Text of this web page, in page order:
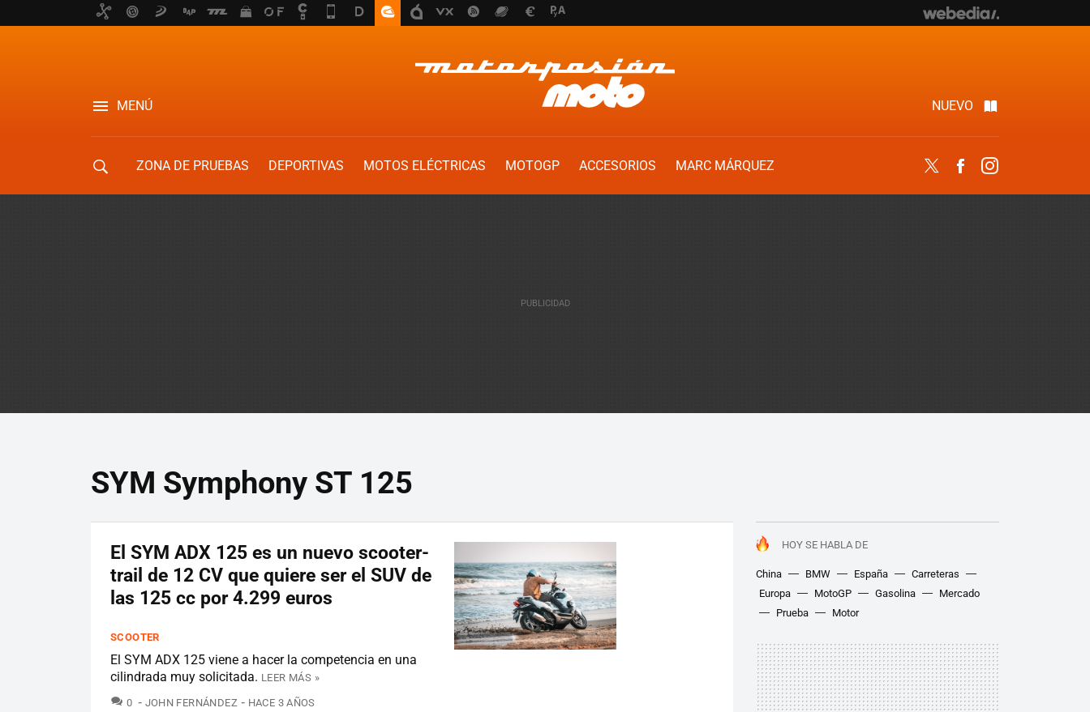
MENÚ NUEVO
ZONA DE PRUEBAS DEPORTIVAS MOTOS ELÉCTRICAS MOTOGP ACCESORIOS
MARC MÁRQUEZ
Twitter Facebook
SYM Symphony ST 125
HOY SE HABLA DE
China BMW España
Carreteras
Europa
MotoGP Gasolina
Mercado
Prueba
Motor
El SYM ADX 125 es un nuevo scooter-
trail de 12 CV que quiere ser el SUV de
las 125 cc por 4.299 euros
SCOOTER
El SYM ADX 125 viene a hacer la competencia en una
cilindrada muy solicitada. LEER MÁS »
0 COMENTARIOS
JOHN FERNÁNDEZ HACE 3 AÑOS